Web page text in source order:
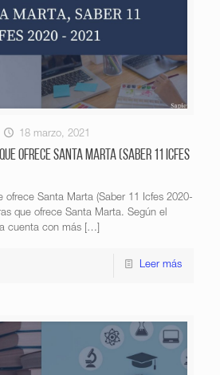
18 marzo, 2021
ofrece Santa Marta (Saber 11 Icfes
ofrece Santa Marta (Saber 11 Icfes 2020-
que ofrece Santa Marta. Según el
cuenta con más […]
Leer más